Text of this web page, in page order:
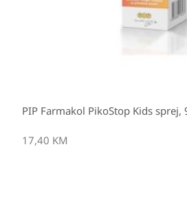
PIP Farmakol PikoStop Kids sprej,
17,40 KM